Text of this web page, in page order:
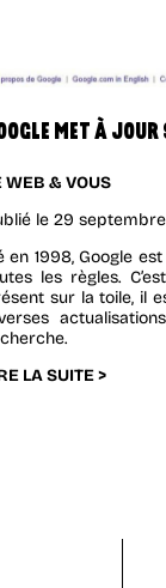
MET À
WEB & VOUS
le 29 septembre
en 1998, Google
les règles.
sur la toile, il
LA SUITE >